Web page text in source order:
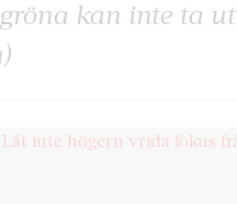
kan inte ta ut